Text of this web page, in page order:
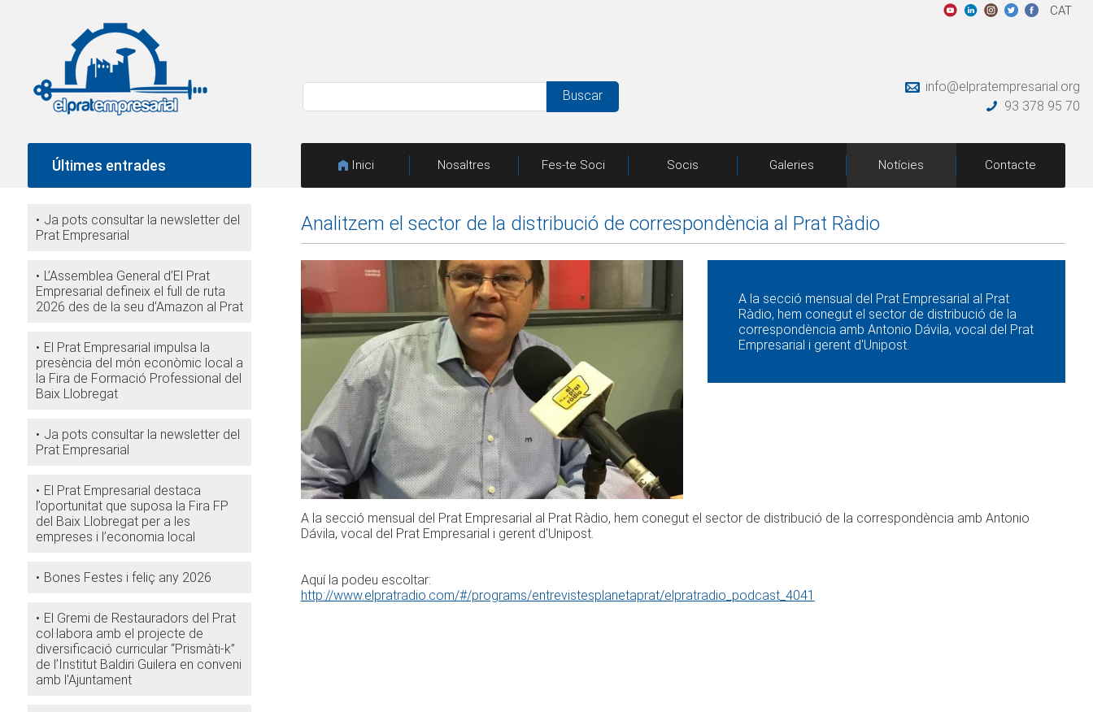
CAT
Buscar
info@elpratempresarial.org
93 378 95 70
Últimes entrades
Ja pots consultar la newsletter del
Prat Empresarial
L’Assemblea General d’El Prat
Empresarial defineix el full de ruta
2026 des de la seu d’Amazon al Prat
El Prat Empresarial impulsa la
presència del món econòmic local a
la Fira de Formació Professional del
Baix Llobregat
Ja pots consultar la newsletter del
Prat Empresarial
El Prat Empresarial destaca
l’oportunitat que suposa la Fira FP
del Baix Llobregat per a les
empreses i l’economia local
Bones Festes i feliç any 2026
El Gremi de Restauradors del Prat
col·labora amb el projecte de
diversificació curricular “Prismàti-k”
de l’Institut Baldiri Guilera en conveni
amb l'Ajuntament
Inici Nosaltres Fes-te Soci Socis Galeries Notícies Contacte
Analitzem el sector de la distribució de correspondència al Prat Ràdio
A la secció mensual del Prat Empresarial al Prat
Ràdio, hem conegut el sector de distribució de la
correspondència amb Antonio Dávila, vocal del Prat
Empresarial i gerent d'Unipost.
A la secció mensual del Prat Empresarial al Prat Ràdio, hem conegut el sector de distribució de la correspondència amb Antonio
Dávila, vocal del Prat Empresarial i gerent d'Unipost.
Aquí la podeu escoltar:
http://www.elpratradio.com/#/programs/entrevistesplanetaprat/elpratradio_podcast_4041